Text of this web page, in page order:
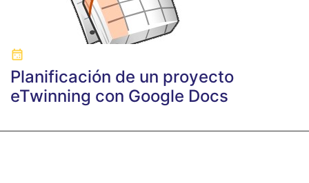
Planificación de un proyecto
eTwinning con Google Docs